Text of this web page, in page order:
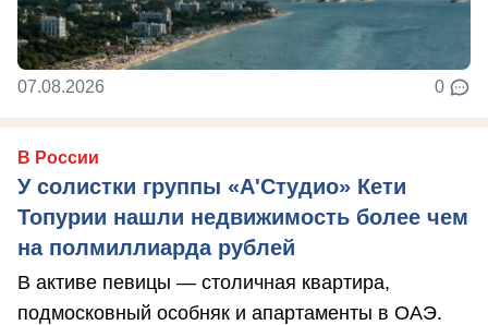
07.08.2026 0
В России
У солистки группы «А'Студио» Кети
Топурии нашли недвижимость более чем
на полмиллиарда рублей
В активе певицы — столичная квартира,
подмосковный особняк и апартаменты в ОАЭ.